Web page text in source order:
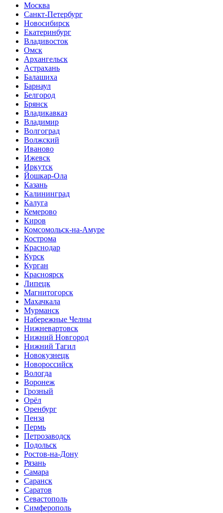
Москва
Санкт-Петербург
Новосибирск
Екатеринбург
Владивосток
Омск
Архангельск
Астрахань
Балашиха
Барнаул
Белгород
Брянск
Владикавказ
Владимир
Волгоград
Волжский
Иваново
Ижевск
Иркутск
Йошкар-Ола
Казань
Калининград
Калуга
Кемерово
Киров
Комсомольск-на-Амуре
Кострома
Краснодар
Курск
Курган
Красноярск
Липецк
Магнитогорск
Махачкала
Мурманск
Набережные Челны
Нижневартовск
Нижний Новгород
Нижний Тагил
Новокузнецк
Новороссийск
Вологда
Воронеж
Грозный
Орёл
Оренбург
Пенза
Пермь
Петрозаводск
Подольск
Ростов-на-Дону
Рязань
Самара
Саранск
Саратов
Севастополь
Симферополь